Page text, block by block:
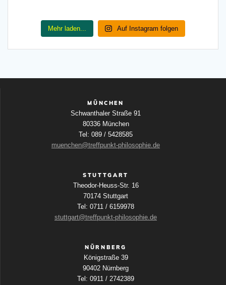
Mehr laden... Auf Instagram folgen
MÜNCHEN
Schwanthaler Straße 91
80336 München
Tel: 089 / 5428585
muenchen@treffpunkt-philosophie.de
STUTTGART
Theodor-Heuss-Str. 16
70174 Stuttgart
Tel: 0711 / 6159978
stuttgart@treffpunkt-philosophie.de
NÜRNBERG
Königstraße 39
90402 Nürnberg
Tel: 0911 / 2742389